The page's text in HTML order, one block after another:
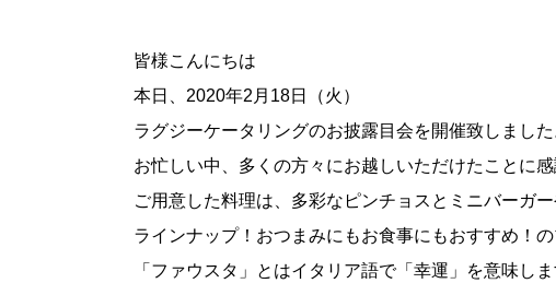
皆様こんにちは
本日、2020年2月18日（火）
ラグジーケータリングのお披露目会を開催致しました
お忙しい中、多くの方々にお越しいただけたことに感
ご用意した料理は、多彩なピンチョスとミニバーガ
ラインナップ！おつまみにもお食事にもおすすめ！の
「ファウスタ」とはイタリア語で「幸運」を意味しま